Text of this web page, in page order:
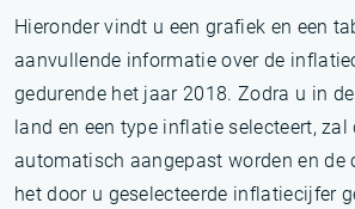
Hieronder vindt u een grafiek en een
aanvullende informatie over de
gedurende het jaar 2018. Zodra u in
land en een type inflatie selecteert, zal
automatisch aangepast worden en de
het door u geselecteerde inflatiecijfer